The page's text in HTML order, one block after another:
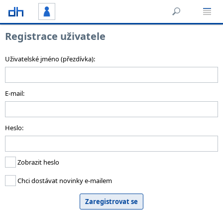
Registrace uživatele
Uživatelské jméno (přezdívka):
E-mail:
Heslo:
Zobrazit heslo
Chci dostávat novinky e-mailem